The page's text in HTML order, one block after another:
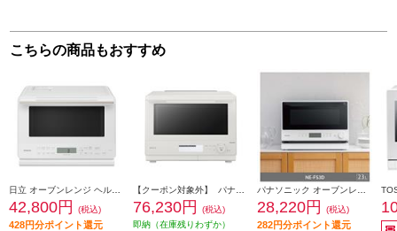
こちらの商品もおすすめ
42,800円 (税込)
428円分ポイント還元
76,230円
(税込)
即納（在庫残りわずか）
28,220円 (税込)
282円分ポイント還元